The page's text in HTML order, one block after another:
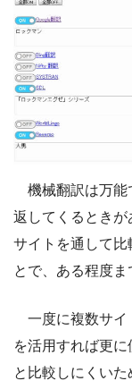
機械翻訳は万能
返してくるときが
サイトを通して比
とで、ある程度ま
一度に複数サイ
を活用すれば更
と比較しにくいた